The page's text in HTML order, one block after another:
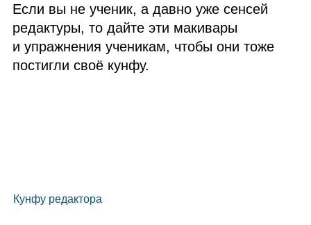
Если вы не ученик, а давно уже сенсей
редактуры, то дайте эти макивары
и упражнения ученикам, чтобы они тоже
постигли своё кунфу.
Кунфу редактора